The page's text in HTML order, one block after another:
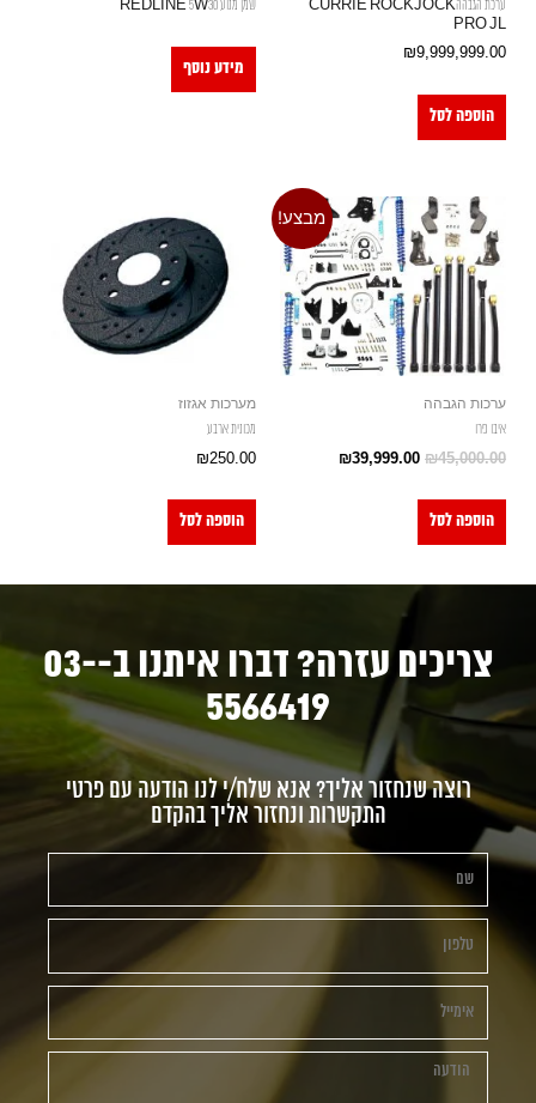
ערכת הגבההCURRIE ROCKJOCK
PRO JL
₪9,999,999.00
הוספה לסל
שמן מנוע REDLINE 5W30
מידע נוסף
מבצע!
ערכות הגבהה
איבו פרו
₪45,000.00
₪39,999.00
הוספה לסל
מערכות אגזוז
מכונית ארבע
₪250.00
הוספה לסל
צריכים עזרה? דברו איתנו ב-03-
5566419
רוצה שנחזור אליך? אנא שלח/י לנו הודעה עם פרטי
התקשרות ונחזור אליך בהקדם